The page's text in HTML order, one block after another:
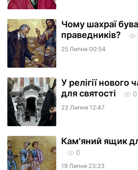
Чому шахраї
праведників?
25 Липня 00:54
У релігії нового
для святості
0
23 Липня 12:47
Кам'яний ящик
0
19 Липня 23:23